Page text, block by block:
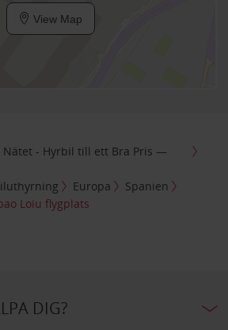
View Map
Nätet - Hyrbil till ett Bra Pris —
Europa
Spanien
Loiu flygplats
DIG?